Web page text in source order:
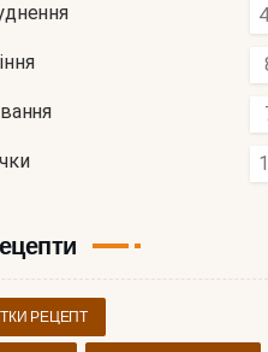
РЕЦЕПТ